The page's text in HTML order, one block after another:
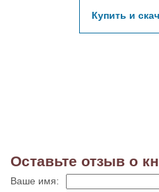
Купить и
Оставьте отзыв о
Ваше имя: